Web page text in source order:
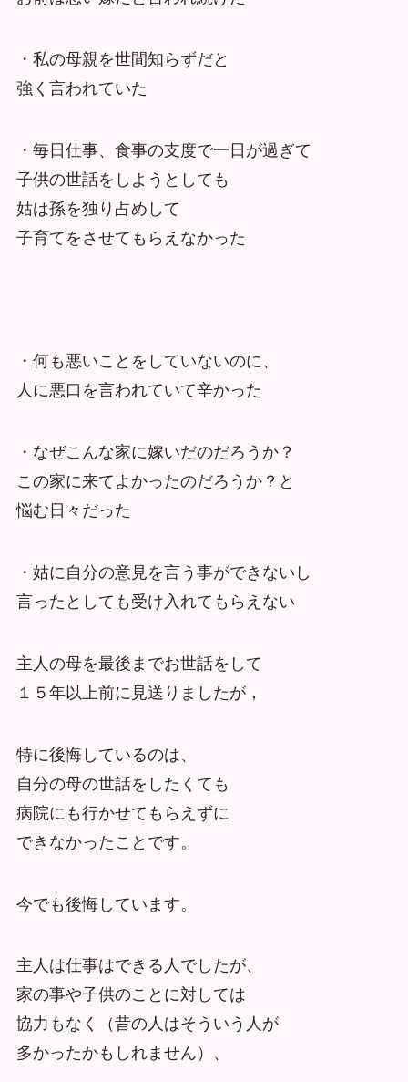
・私の母親を世間知らずだと
強く言われていた
・毎日仕事、食事の支度で一日が過ぎて
子供の世話をしようとしても
姑は孫を独り占めして
子育てをさせてもらえなかった
・何も悪いことをしていないのに、
人に悪口を言われていて辛かった
・なぜこんな家に嫁いだのだろうか？
この家に来てよかったのだろうか？と
悩む日々だった
・姑に自分の意見を言う事ができないし
言ったとしても受け入れてもらえない
主人の母を最後までお世話をして
１５年以上前に見送りましたが，
特に後悔しているのは、
自分の母の世話をしたくても
病院にも行かせてもらえずに
できなかったことです。
今でも後悔しています。
主人は仕事はできる人でしたが、
家の事や子供のことに対しては
協力もなく（昔の人はそういう人が
多かったかもしれません）、